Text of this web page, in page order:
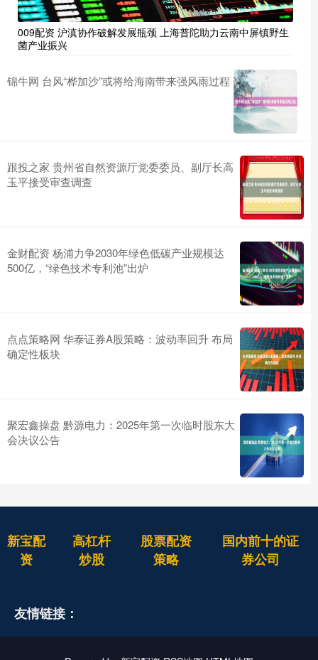
009配资 沪滇协作破解发展瓶颈 上海普陀助力云南中屏镇野生
菌产业振兴
锦牛网 台风“桦加沙”或将给海南带来强风雨过程
跟投之家 贵州省自然资源厅党委委员、副厅长高
玉平接受审查调查
金财配资 杨浦力争2030年绿色低碳产业规模达
500亿，“绿色技术专利池”出炉
点点策略网 华泰证券A股策略：波动率回升 布局
确定性板块
聚宏鑫操盘 黔源电力：2025年第一次临时股东大
会决议公告
新宝配
资
高杠杆
炒股
股票配资
策略
国内前十的证
券公司
友情链接：